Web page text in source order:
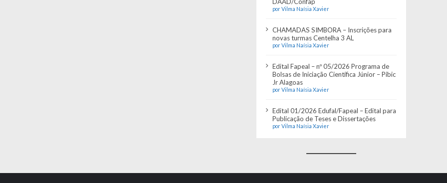
por Vilma Naísia Xavier
CHAMADAS SIMBORA – Inscrições para
novas turmas Centelha 3 AL
por Vilma Naísia Xavier
Edital Fapeal – nº 05/2026 Programa de
Bolsas de Iniciação Científica Júnior – Pibic
Jr Alagoas
por Vilma Naísia Xavier
Edital 01/2026 Edufal/Fapeal – Edital para
Publicação de Teses e Dissertações
por Vilma Naísia Xavier